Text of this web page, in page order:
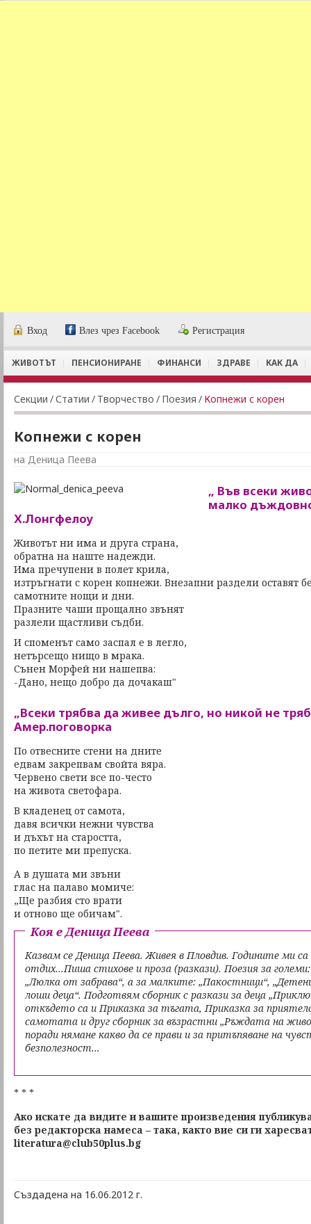
Вход Влез чрез Facebook Регистрация
ЖИВОТЪТ ПЕНСИОНИРАНЕ ФИНАНСИ ЗДРАВЕ КАК ДА
Секции /Статии / Творчество / Поезия / Копнежи с корен
Копнежи с корен
на Деница Пеева
„ Във всеки
малко
Х.Лонгфелоу
Животът ни има и друга страна,
обратна на наште надежди.
Има пречупени в полет крила,
изтръгнати с корен копнежи. Внезапни раздели оставят
самотните нощи и дни.
Празните чаши прощално звънят
разлели щастливи съдби.
И споменът само заспал е в легло,
нетърсещо нищо в мрака.
Сънен Морфей ни нашепва:
-Дано, нещо добро да дочакаш"
„Всеки трябва да живее дълго, но никой не
Амер.поговорка
По отвесните стени на дните
едвам закрепвам свойта вяра.
Червено свети все по-често
на живота светофара.
В кладенец от самота,
давя всички нежни чувства
и дъхът на старостта,
по петите ми препуска.
А в душата ми звъни
глас на палаво момиче:
„Ще разбия сто врати
и отново ще обичам".
Коя е Деница Пеева
Казвам се Деница Пеева. Живея в Пловдив. Годините ми
отдих...Пиша стихове и проза (разкази). Поезия за
„Люлка от забрава“, а за малките: „Пакостници“,
лоши деца“. Подготвям сборник с разкази за деца
откъдето са и Приказка за тъгата, Приказка за
самотата и друг сборник за възрастни „Ръждата на
поради нямане какво да се прави и за притъпяване на
безполезност...
* * *
Ако искате да видите и вашите произведения
без редакторска намеса – така, както вие си ги
literatura@club50plus.bg
Създадена на 16.06.2012 г.